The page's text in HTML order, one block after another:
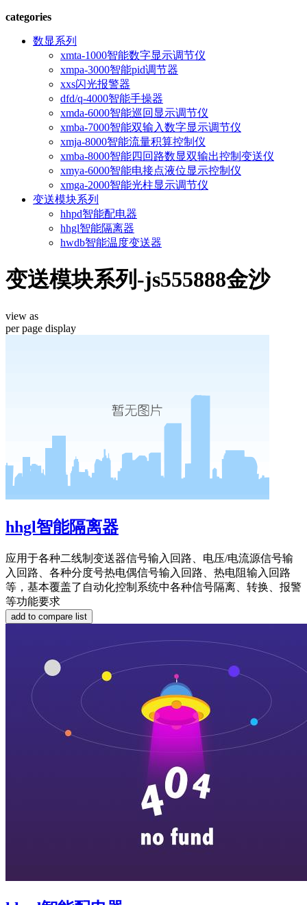
categories
数显系列
xmta-1000智能数字显示调节仪
xmpa-3000智能pid调节器
xxs闪光报警器
dfd/q-4000智能手操器
xmda-6000智能巡回显示调节仪
xmba-7000智能双输入数字显示调节仪
xmja-8000智能流量积算控制仪
xmba-8000智能四回路数显双输出控制变送仪
xmya-6000智能电接点液位显示控制仪
xmga-2000智能光柱显示调节仪
变送模块系列
hhpd智能配电器
hhgl智能隔离器
hwdb智能温度变送器
变送模块系列-js555888金沙
view as
per page display
hhgl智能隔离器
应用于各种二线制变送器信号输入回路、电压/电流源信号输
入回路、各种分度号热电偶信号输入回路、热电阻输入回路
等，基本覆盖了自动化控制系统中各种信号隔离、转换、报警
等功能要求